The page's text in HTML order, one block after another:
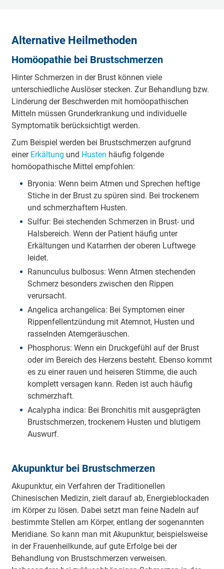
Alternative Heilmethoden
Homöopathie bei Brustschmerzen
Hinter Schmerzen in der Brust können viele
unterschiedliche Auslöser stecken. Zur Behandlung bzw.
Linderung der Beschwerden mit homöopathischen
Mitteln müssen Grunderkrankung und individuelle
Symptomatik berücksichtigt werden.
Zum Beispiel werden bei Brustschmerzen aufgrund
einer Erkältung und Husten häufig folgende
homöopathische Mittel empfohlen:
Bryonia: Wenn beim Atmen und Sprechen heftige
Stiche in der Brust zu spüren sind. Bei trockenem
und schmerzhaftem Husten.
Sulfur: Bei stechenden Schmerzen in Brust- und
Halsbereich. Wenn der Patient häufig unter
Erkältungen und Katarrhen der oberen Luftwege
leidet.
Ranunculus bulbosus: Wenn Atmen stechenden
Schmerz besonders zwischen den Rippen
verursacht.
Angelica archangelica: Bei Symptomen einer
Rippenfellentzündung mit Atemnot, Husten und
rasselnden Atemgeräuschen.
Phosphorus: Wenn ein Druckgefühl auf der Brust
oder im Bereich des Herzens besteht. Ebenso kommt
es zu einer rauen und heiseren Stimme, die auch
komplett versagen kann. Reden ist auch häufig
schmerzhaft.
Acalypha indica: Bei Bronchitis mit ausgeprägten
Brustschmerzen, trockenem Husten und blutigem
Auswurf.
Akupunktur bei Brustschmerzen
Akupunktur, ein Verfahren der Traditionellen
Chinesischen Medizin, zielt darauf ab, Energieblockaden
im Körper zu lösen. Dabei setzt man feine Nadeln auf
bestimmte Stellen am Körper, entlang der sogenannten
Meridiane. So kann man mit Akupunktur, beispielsweise
in der Frauenheilkunde, auf gute Erfolge bei der
Behandlung von Brustschmerzen verweisen.